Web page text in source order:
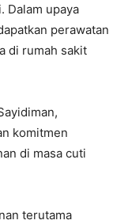
Dalam upaya
perawatan
di rumah sakit
komitmen
di masa cuti
terutama